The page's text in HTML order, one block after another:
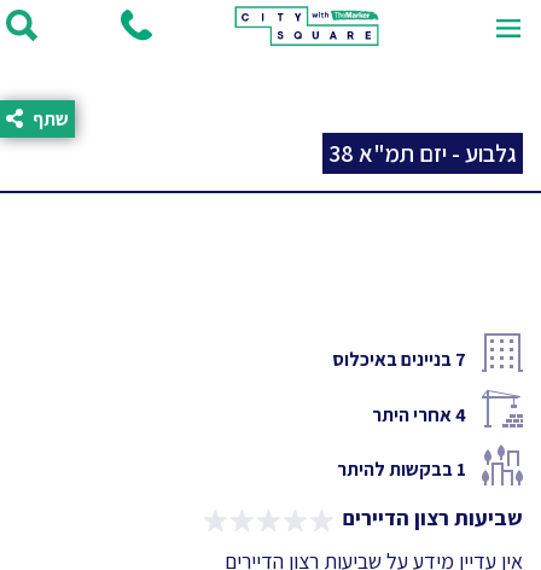
גלבוע - יזם תמ"א 38
שתף
7בניינים באיכלוס
4אחרי היתר
1בבקשות להיתר
שביעות רצון הדיירים
אין עדיין מידע על שביעות רצון הדיירים